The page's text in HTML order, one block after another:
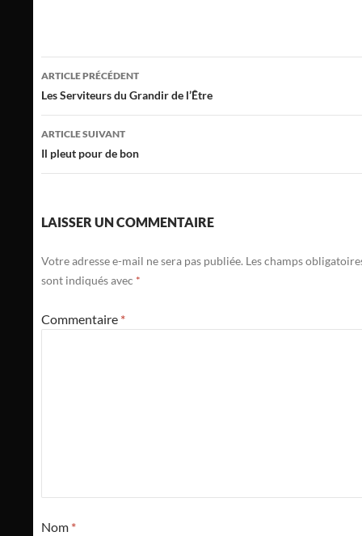
Navigation
des
articles
ARTICLE PRÉCÉDENT
Les Serviteurs du Grandir de l’Être
ARTICLE SUIVANT
Il pleut pour de bon
LAISSER UN COMMENTAIRE
Votre adresse e-mail ne sera pas publiée. Les champs
sont indiqués avec *
Commentaire *
Nom *